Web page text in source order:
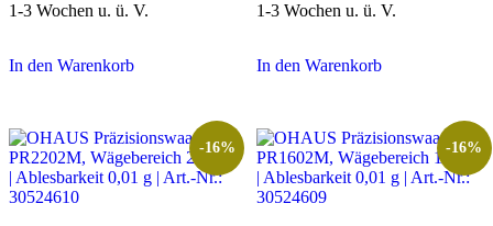
1-3 Wochen u. ü. V.
In den Warenkorb
1-3 Wochen u. ü. V.
In den Warenkorb
-16% -16%